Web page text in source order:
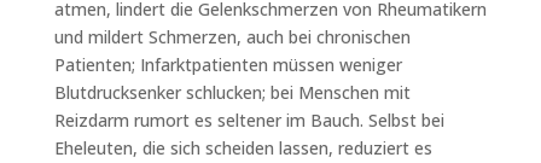
atmen, lindert die Gelenkschmerzen von Rheumatikern
und mildert Schmerzen, auch bei chronischen
Patienten; Infarktpatienten müssen weniger
Blutdrucksenker schlucken; bei Menschen mit
Reizdarm rumort es seltener im Bauch. Selbst bei
Eheleuten, die sich scheiden lassen, reduziert es